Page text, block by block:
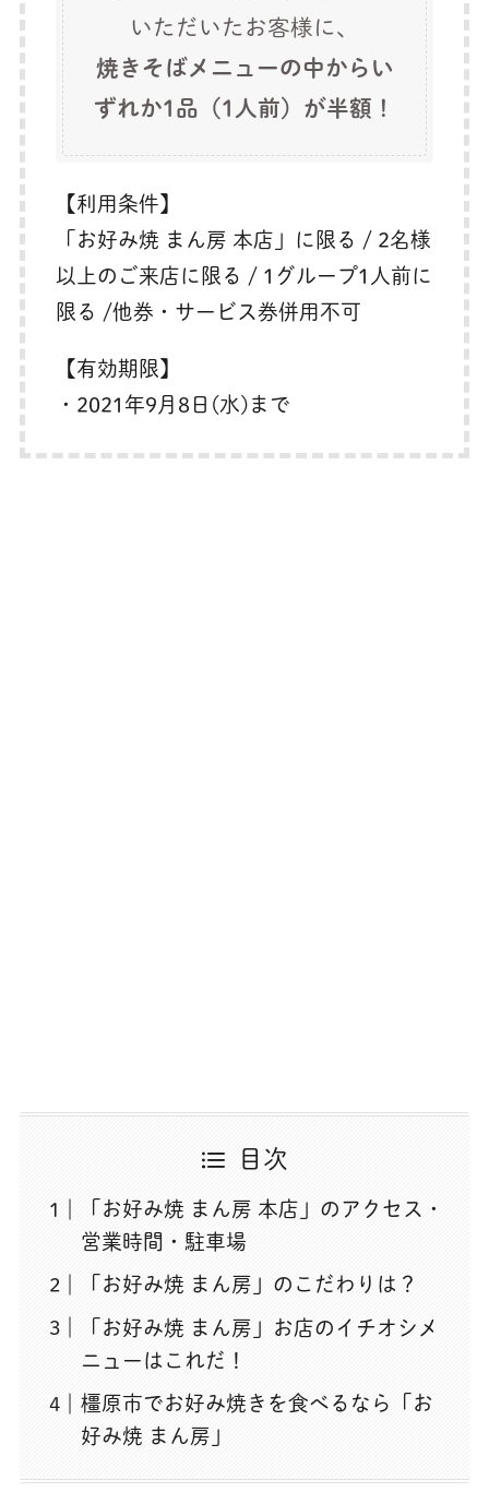
いただいたお客様に、
焼きそばメニューの中からい
ずれか1品（1人前）が半額！
【利用条件】
「お好み焼 まん房 本店」に限る / 2名様
以上のご来店に限る / 1グループ1人前に
限る /他券・サービス券併用不可
【有効期限】
・2021年9月8日(水)まで
目次
「お好み焼 まん房 本店」のアクセス・
営業時間・駐車場
「お好み焼 まん房」のこだわりは？
「お好み焼 まん房」お店のイチオシメ
ニューはこれだ！
橿原市でお好み焼きを食べるなら「お
好み焼 まん房」